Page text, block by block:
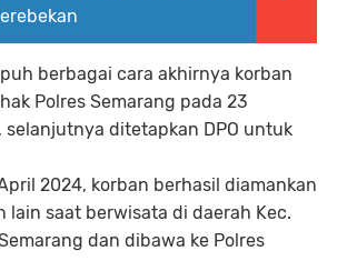
berbagai cara akhirnya korban
Polres Semarang pada 23
selanjutnya ditetapkan DPO untuk
2024, korban berhasil diamankan
lain saat berwisata di daerah Kec.
dan dibawa ke Polres